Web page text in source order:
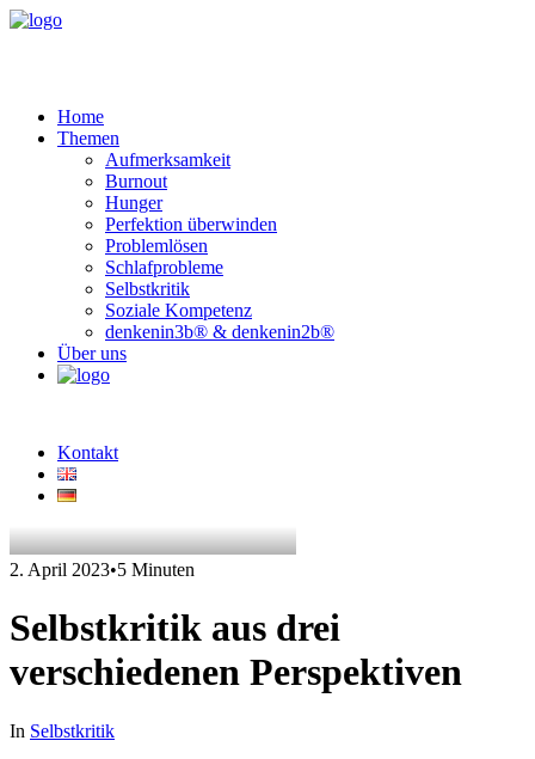
Home
Themen
Aufmerksamkeit
Burnout
Hunger
Perfektion überwinden
Problemlösen
Schlafprobleme
Selbstkritik
Soziale Kompetenz
denkenin3b® & denkenin2b®
Über uns
Kontakt
2. April 2023•5 Minuten
Selbstkritik aus drei
verschiedenen Perspektiven
In Selbstkritik